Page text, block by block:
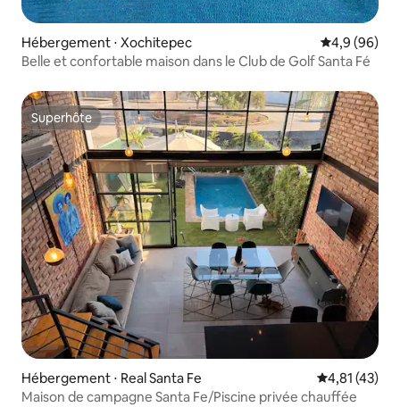
Hébergement ⋅ Xochitepec Évaluation
4,9 (96)
Belle et confortable maison dans le Club de Golf Santa Fé
Superhôte
Superhôte
Hébergement ⋅ Real Santa Fe Évaluation
4,81 (43)
Maison de campagne Santa Fe/Piscine privée chauffée